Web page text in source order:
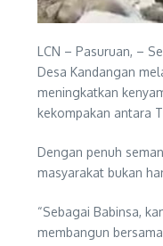
LCN – Pasuruan, –
Desa Kandangan
meningkatkan
kekompakan antara
Dengan penuh
masyarakat bukan
“Sebagai Babinsa,
membangun